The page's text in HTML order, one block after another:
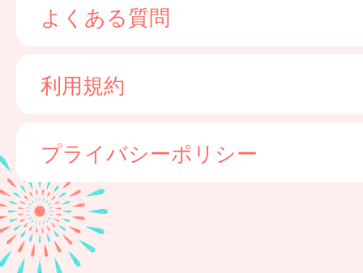
よくある質問
利用規約
プライバシーポリシー